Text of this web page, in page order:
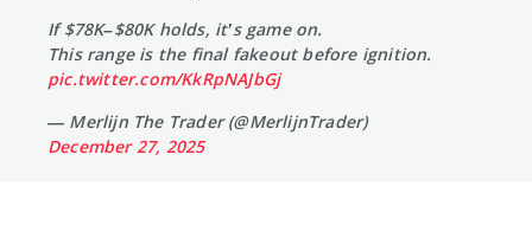
If $78K–$80K holds, it’s game on.
This range is the final fakeout before ignition.
pic.twitter.com/KkRpNAJbGj
— Merlijn The Trader (@MerlijnTrader)
December 27, 2025